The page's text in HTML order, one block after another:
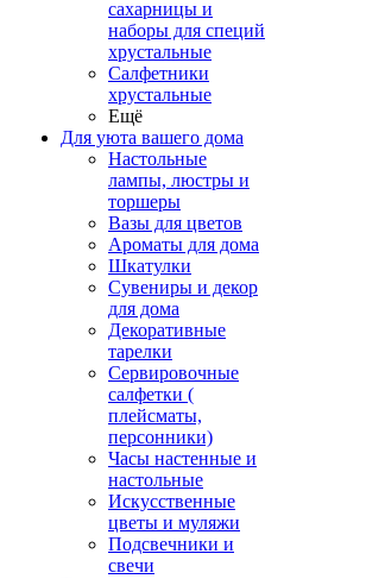
сахарницы и
наборы для специй
хрустальные
Салфетники
хрустальные
Ещё
Для уюта вашего дома
Настольные
лампы, люстры и
торшеры
Вазы для цветов
Ароматы для дома
Шкатулки
Сувениры и декор
для дома
Декоративные
тарелки
Сервировочные
салфетки (
плейсматы,
персонники)
Часы настенные и
настольные
Искусственные
цветы и муляжи
Подсвечники и
свечи